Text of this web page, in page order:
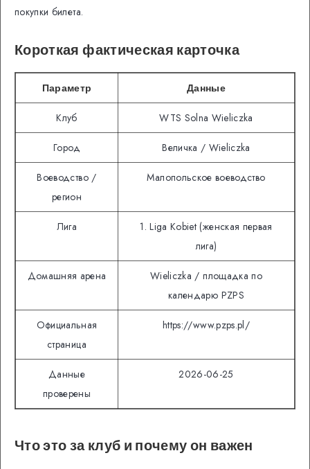
покупки билета.
Короткая фактическая карточка
Параметр Данные
Клуб WTS Solna Wieliczka
Город Величка / Wieliczka
Воеводство /
регион
Малопольское воеводство
Лига
1. Liga Kobiet (женская первая
лига)
Домашняя арена
Wieliczka / площадка по
календарю PZPS
Официальная
страница
https://www.pzps.pl/
Данные
проверены
2026-06-25
Что это за клуб и почему он важен